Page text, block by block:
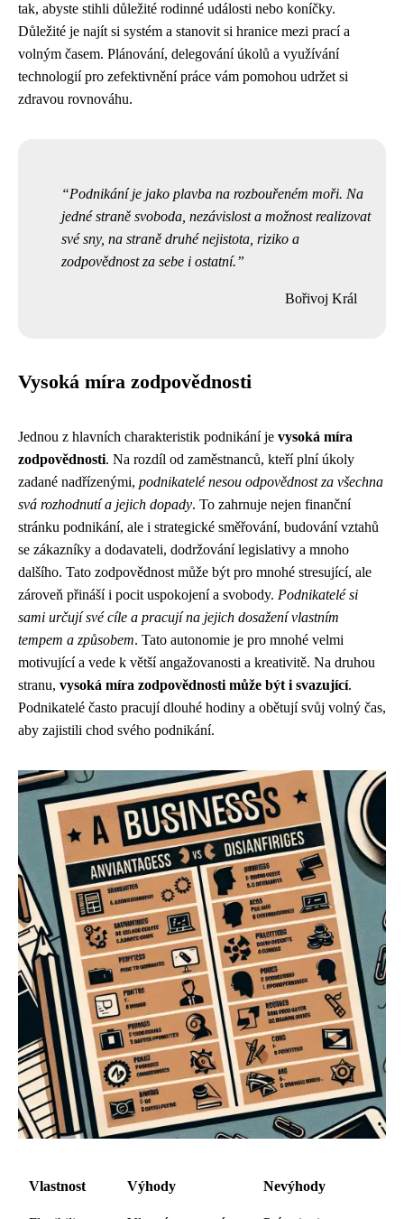
tak, abyste stihli důležité rodinné události nebo koníčky.
Důležité je najít si systém a stanovit si hranice mezi prací a
volným časem. Plánování, delegování úkolů a využívání
technologií pro zefektivnění práce vám pomohou udržet si
zdravou rovnováhu.
Podnikání je jako plavba na rozbouřeném moři. Na
jedné straně svoboda, nezávislost a možnost realizovat
své sny, na straně druhé nejistota, riziko a
zodpovědnost za sebe i ostatní.
Bořivoj Král
Vysoká míra zodpovědnosti
Jednou z hlavních charakteristik podnikání je vysoká míra
zodpovědnosti. Na rozdíl od zaměstnanců, kteří plní úkoly
zadané nadřízenými, podnikatelé nesou odpovědnost za všechna
svá rozhodnutí a jejich dopady. To zahrnuje nejen finanční
stránku podnikání, ale i strategické směřování, budování vztahů
se zákazníky a dodavateli, dodržování legislativy a mnoho
dalšího. Tato zodpovědnost může být pro mnohé stresující, ale
zároveň přináší i pocit uspokojení a svobody. Podnikatelé si
sami určují své cíle a pracují na jejich dosažení vlastním
tempem a způsobem. Tato autonomie je pro mnohé velmi
motivující a vede k větší angažovanosti a kreativitě. Na druhou
stranu, vysoká míra zodpovědnosti může být i svazující.
Podnikatelé často pracují dlouhé hodiny a obětují svůj volný čas,
aby zajistili chod svého podnikání.
Vlastnost Výhody Nevýhody